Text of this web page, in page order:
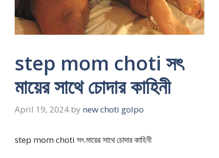
step mom choti সৎ
মায়ের সাথে চোদার কাহিনী
April 19, 2024 by new choti golpo
step mom choti সৎ মায়ের সাথে চোদার কাহিনী